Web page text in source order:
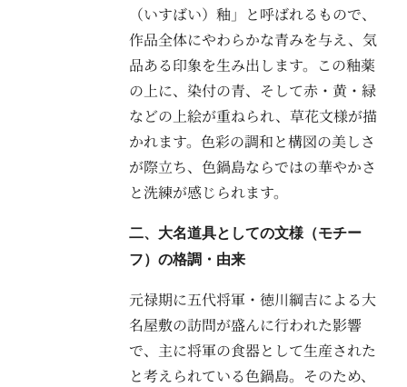
（いすばい）釉」と呼ばれるもので、
作品全体にやわらかな青みを与え、気
品ある印象を生み出します。この釉薬
の上に、染付の青、そして赤・黄・緑
などの上絵が重ねられ、草花文様が描
かれます。色彩の調和と構図の美しさ
が際立ち、色鍋島ならではの華やかさ
と洗練が感じられます。
二、大名道具としての文様（モチー
フ）の格調・由来
元禄期に五代将軍・徳川綱吉による大
名屋敷の訪問が盛んに行われた影響
で、主に将軍の食器として生産された
と考えられている色鍋島。そのため、